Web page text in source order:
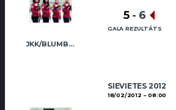
JKK/BLUMBERGA-BĒRZIŅA
5 - 6
GALA REZULTĀTS
SIEVIETES 2012
18/02/2012 08:00